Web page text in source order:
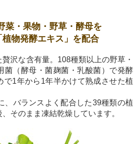
菜・果物・野草・酵母を
物発酵エキス」を配合
沢な含有量。108種類以上の野草・
菌（酵母・菌麹菌・乳酸菌）で発酵
で1年から1年半かけて熟成させた植
、バランスよく配合した39種類の植
そのまま凍結乾燥しています。